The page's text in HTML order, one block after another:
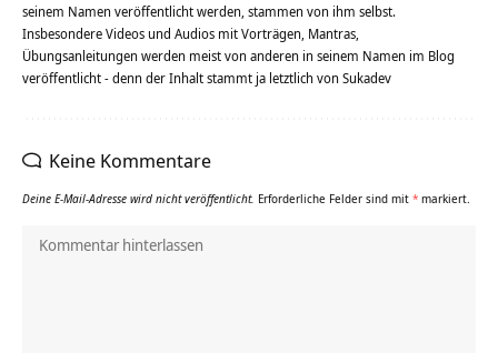
seinem Namen veröffentlicht werden, stammen von ihm selbst.
Insbesondere Videos und Audios mit Vorträgen, Mantras,
Übungsanleitungen werden meist von anderen in seinem Namen im Blog
veröffentlicht - denn der Inhalt stammt ja letztlich von Sukadev
Keine Kommentare
Deine E-Mail-Adresse wird nicht veröffentlicht. Erforderliche Felder sind mit * markiert.